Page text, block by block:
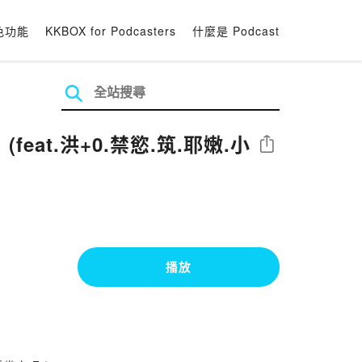
功能 KKBOX for Podcasters 什麼是 Podcast
(feat.洪+0.禁慾.筑.耶嫩.小
分享
播放